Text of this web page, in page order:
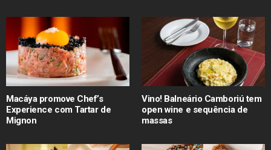
Macáya promove Chef’s
Experience com Tartar de
Mignon
Vino! Balneário Camboriú tem
open wine e sequência de
massas